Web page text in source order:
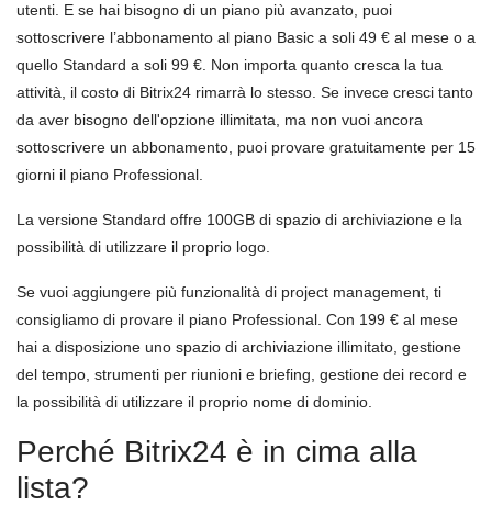
utenti. E se hai bisogno di un piano più avanzato, puoi
sottoscrivere l’abbonamento al piano Basic a soli 49 € al mese o a
quello Standard a soli 99 €. Non importa quanto cresca la tua
attività, il costo di Bitrix24 rimarrà lo stesso. Se invece cresci tanto
da aver bisogno dell'opzione illimitata, ma non vuoi ancora
sottoscrivere un abbonamento, puoi provare gratuitamente per 15
giorni il piano Professional.
La versione Standard offre 100GB di spazio di archiviazione e la
possibilità di utilizzare il proprio logo.
Se vuoi aggiungere più funzionalità di project management, ti
consigliamo di provare il piano Professional. Con 199 € al mese
hai a disposizione uno spazio di archiviazione illimitato, gestione
del tempo, strumenti per riunioni e briefing, gestione dei record e
la possibilità di utilizzare il proprio nome di dominio.
Perché Bitrix24 è in cima alla
lista?